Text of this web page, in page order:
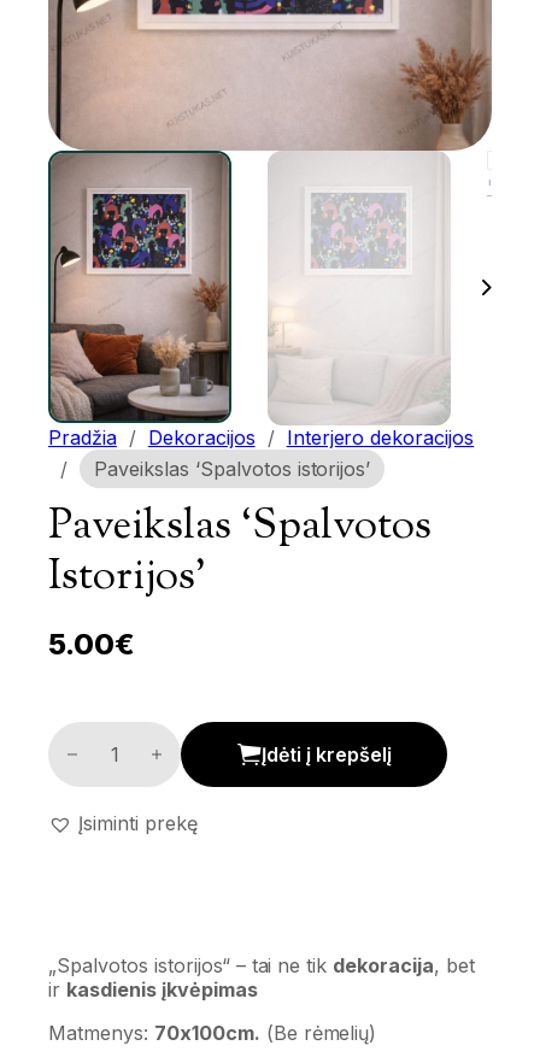
Pradžia / Dekoracijos / Interjero dekoracijos
/
Paveikslas ‘Spalvotos istorijos’
Paveikslas ‘Spalvotos
Istorijos’
5.00€
Paveikslas 'Spalvotos istorijos' kiekis
Įdėti į krepšelį
Įsiminti prekę
„Spalvotos istorijos“ – tai ne tik dekoracija, bet
ir kasdienis įkvėpimas
Matmenys: 70x100cm. (Be rėmelių)